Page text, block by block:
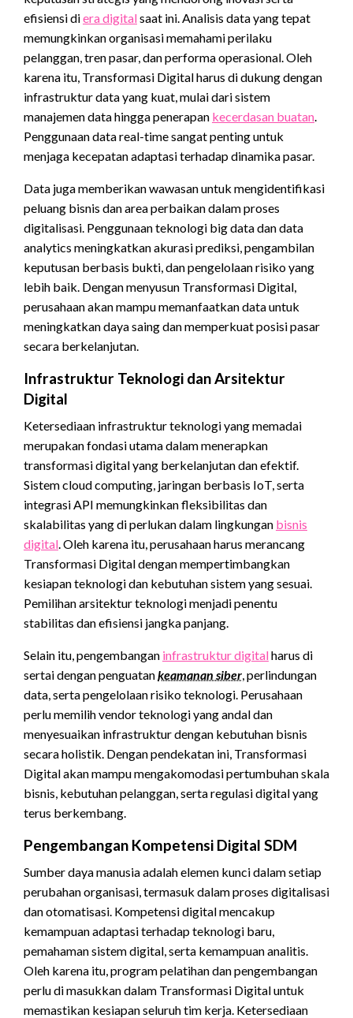
efisiensi diera digitalsaat ini. Analisis data yang tepat
memungkinkan organisasi memahami perilaku
pelanggan, tren pasar, dan performa operasional. Oleh
karena itu, Transformasi Digital harus di dukung dengan
infrastruktur data yang kuat, mulai dari sistem
manajemen data hingga penerapan kecerdasan buatan
Penggunaan data real-time sangat penting untuk
menjaga kecepatan adaptasi terhadap dinamika pasar.
Data juga memberikan wawasan untuk mengidentifikasi
peluang bisnis dan area perbaikan dalam proses
digitalisasi. Penggunaan teknologi big data dan data
analytics meningkatkan akurasi prediksi, pengambilan
keputusan berbasis bukti, dan pengelolaan risiko yang
lebih baik. Dengan menyusun Transformasi Digital,
perusahaan akan mampu memanfaatkan data untuk
meningkatkan daya saing dan memperkuat posisi pasar
secara berkelanjutan.
Infrastruktur Teknologi dan Arsitektur
Digital
Ketersediaan infrastruktur teknologi yang memadai
merupakan fondasi utama dalam menerapkan
transformasi digital yang berkelanjutan dan efektif.
Sistem cloud computing, jaringan berbasis IoT, serta
integrasi API memungkinkan fleksibilitas dan
skalabilitas yang di perlukan dalam lingkungan bisnis
digital . Oleh karena itu, perusahaan harus merancang
Transformasi Digital dengan mempertimbangkan
kesiapan teknologi dan kebutuhan sistem yang sesuai.
Pemilihan arsitektur teknologi menjadi penentu
stabilitas dan efisiensi jangka panjang.
Selain itu, pengembangan infrastruktur digitalharus di
sertai dengan penguatankeamanan siber , perlindungan
data, serta pengelolaan risiko teknologi. Perusahaan
perlu memilih vendor teknologi yang andal dan
menyesuaikan infrastruktur dengan kebutuhan bisnis
secara holistik. Dengan pendekatan ini, Transformasi
Digital akan mampu mengakomodasi pertumbuhan skala
bisnis, kebutuhan pelanggan, serta regulasi digital yang
terus berkembang.
Pengembangan Kompetensi Digital SDM
Sumber daya manusia adalah elemen kunci dalam setiap
perubahan organisasi, termasuk dalam proses digitalisasi
dan otomatisasi. Kompetensi digital mencakup
kemampuan adaptasi terhadap teknologi baru,
pemahaman sistem digital, serta kemampuan analitis.
Oleh karena itu, program pelatihan dan pengembangan
perlu di masukkan dalam Transformasi Digital untuk
memastikan kesiapan seluruh tim kerja. Ketersediaan